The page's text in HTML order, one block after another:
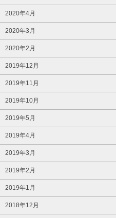
2020年4月
2020年3月
2020年2月
2019年12月
2019年11月
2019年10月
2019年5月
2019年4月
2019年3月
2019年2月
2019年1月
2018年12月